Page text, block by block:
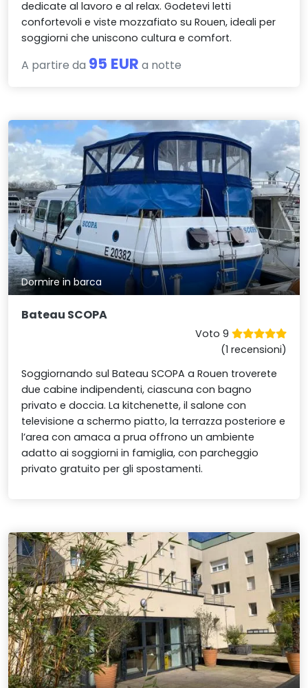
dedicate al lavoro e al relax. Godetevi letti
confortevoli e viste mozzafiato su Rouen, ideali per
soggiorni che uniscono cultura e comfort.
A partire da 95 EUR a notte
Dormire in barca
Bateau SCOPA
Voto 9
(1 recensioni)
Soggiornando sul Bateau SCOPA a Rouen troverete
due cabine indipendenti, ciascuna con bagno
privato e doccia. La kitchenette, il salone con
televisione a schermo piatto, la terrazza posteriore e
l’area con amaca a prua offrono un ambiente
adatto ai soggiorni in famiglia, con parcheggio
privato gratuito per gli spostamenti.